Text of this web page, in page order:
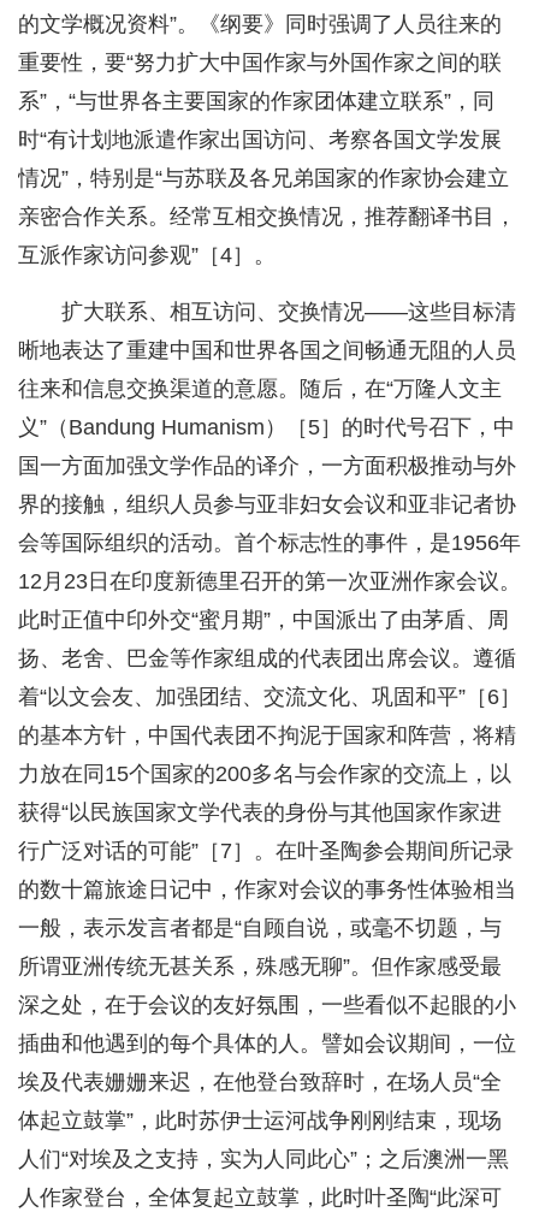
的文学概况资料”。《纲要》同时强调了人员往来的
重要性，要“努力扩大中国作家与外国作家之间的联
系”，“与世界各主要国家的作家团体建立联系”，同
时“有计划地派遣作家出国访问、考察各国文学发展
情况”，特别是“与苏联及各兄弟国家的作家协会建立
亲密合作关系。经常互相交换情况，推荐翻译书目，
互派作家访问参观”［4］。
扩大联系、相互访问、交换情况——这些目标清
晰地表达了重建中国和世界各国之间畅通无阻的人员
往来和信息交换渠道的意愿。随后，在“万隆人文主
义”（Bandung Humanism）［5］的时代号召下，中
国一方面加强文学作品的译介，一方面积极推动与外
界的接触，组织人员参与亚非妇女会议和亚非记者协
会等国际组织的活动。首个标志性的事件，是1956年
12月23日在印度新德里召开的第一次亚洲作家会议。
此时正值中印外交“蜜月期”，中国派出了由茅盾、周
扬、老舍、巴金等作家组成的代表团出席会议。遵循
着“以文会友、加强团结、交流文化、巩固和平”［6］
的基本方针，中国代表团不拘泥于国家和阵营，将精
力放在同15个国家的200多名与会作家的交流上，以
获得“以民族国家文学代表的身份与其他国家作家进
行广泛对话的可能”［7］。在叶圣陶参会期间所记录
的数十篇旅途日记中，作家对会议的事务性体验相当
一般，表示发言者都是“自顾自说，或毫不切题，与
所谓亚洲传统无甚关系，殊感无聊”。但作家感受最
深之处，在于会议的友好氛围，一些看似不起眼的小
插曲和他遇到的每个具体的人。譬如会议期间，一位
埃及代表姗姗来迟，在他登台致辞时，在场人员“全
体起立鼓掌”，此时苏伊士运河战争刚刚结束，现场
人们“对埃及之支持，实为人同此心”；之后澳洲一黑
人作家登台，全体复起立鼓掌，此时叶圣陶“此深可